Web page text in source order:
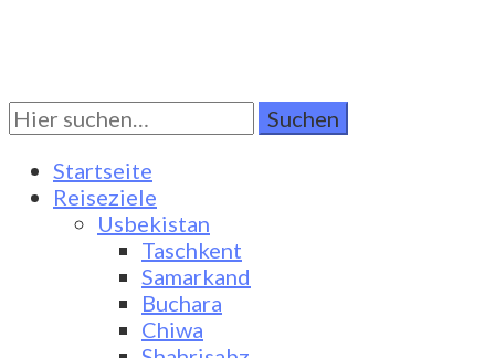
Turkestan Travel
Discover Central Asia
Suchen
Sie
nach:Startseite
Reiseziele
Usbekistan
Taschkent
Samarkand
Buchara
Chiwa